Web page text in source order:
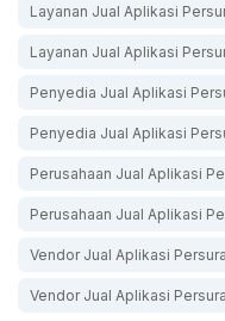
Layanan Jual Aplikasi
Layanan Jual Aplikasi
Penyedia Jual Aplikasi
Penyedia Jual Aplikasi
Perusahaan Jual Aplikasi
Perusahaan Jual Aplikasi
Vendor Jual Aplikasi
Vendor Jual Aplikasi